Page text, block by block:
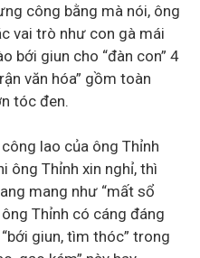
công bằng mà nói, ông
vai trò như con gà mái
bới giun cho “đàn con” 4
văn hóa” gồm toàn
tóc đen.
lao của ông Thỉnh
ông Thỉnh xin nghỉ, thì
mang như “mất sổ
Thỉnh có cáng đáng
giun, tìm thóc” trong